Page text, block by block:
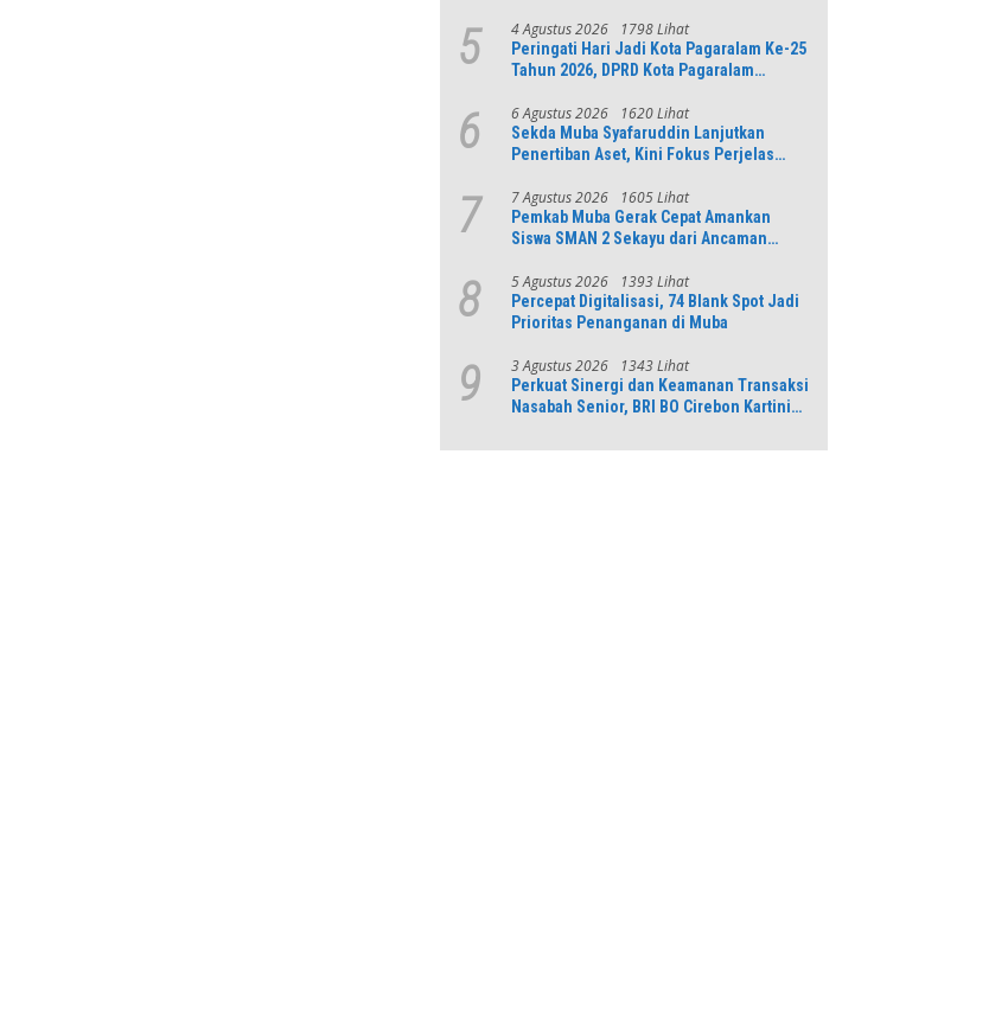
Numerasi
5 4 Agustus 2026 1798 Lihat
Peringati Hari Jadi Kota Pagaralam Ke-25
Tahun 2026, DPRD Kota Pagaralam
6 6 Agustus 2026 1620 Lihat
Sekda Muba Syafaruddin Lanjutkan
Penertiban Aset, Kini Fokus Perjelas
7 7 Agustus 2026 1605 Lihat
Pemkab Muba Gerak Cepat Amankan
Siswa SMAN 2 Sekayu dari Ancaman
8 5 Agustus 2026 1393 Lihat
Percepat Digitalisasi, 74 Blank Spot Jadi
Prioritas Penanganan di Muba
9 3 Agustus 2026 1343 Lihat
Perkuat Sinergi dan Keamanan Transaksi
Nasabah Senior, BRI BO Cirebon Kartini